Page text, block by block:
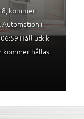
kommer
Automation i
Håll utkik
kommer hållas